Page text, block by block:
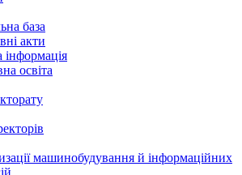
база
акти
інформація
освіта
машинобудування й інформаційних